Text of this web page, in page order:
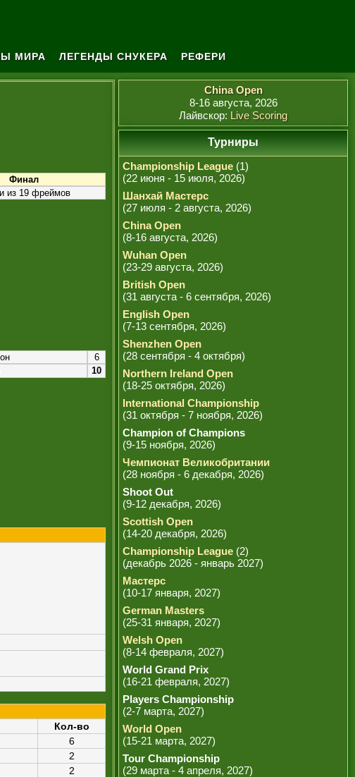
МИРА ЛЕГЕНДЫ СНУКЕРА РЕФЕРИ
Финал
из 19 фреймов
6
10
Кол-во
6
2
2
China Open
8-16 августа, 2026
Лайвскор: Live Scoring
Турниры
Championship League (1)
(22 июня - 15 июля, 2026)
Шанхай Мастерс
(27 июля - 2 августа, 2026)
China Open
(8-16 августа, 2026)
Wuhan Open
(23-29 августа, 2026)
British Open
(31 августа - 6 сентября, 2026)
English Open
(7-13 сентября, 2026)
Shenzhen Open
(28 сентября - 4 октября)
Northern Ireland Open
(18-25 октября, 2026)
International Championship
(31 октября - 7 ноября, 2026)
Champion of Champions
(9-15 ноября, 2026)
Чемпионат Великобритании
(28 ноября - 6 декабря, 2026)
Shoot Out
(9-12 декабря, 2026)
Scottish Open
(14-20 декабря, 2026)
Championship League (2)
(декабрь 2026 - январь 2027)
Мастерс
(10-17 января, 2027)
German Masters
(25-31 января, 2027)
Welsh Open
(8-14 февраля, 2027)
World Grand Prix
(16-21 февраля, 2027)
Players Championship
(2-7 марта, 2027)
World Open
(15-21 марта, 2027)
Tour Championship
(29 марта - 4 апреля, 2027)